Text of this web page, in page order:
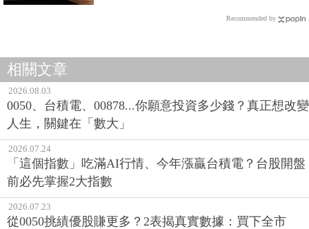
Recommended by
相關文章
2026.08.03
0050、台積電、00878...你願意投資多少錢？真正想改變
人生，關鍵在「數大」
2026.07.24
「這個指數」吃滿AI行情、今年漲贏台積電？台股開盤
前必先掌握2大指數
2026.07.23
從0050挑績優股賺更多？2表揭真實數據：買下全市